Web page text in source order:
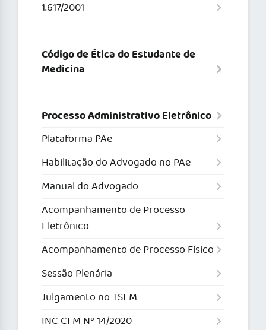
1.617/2001
Código de Ética do Estudante de
Medicina
Processo Administrativo Eletrônico
Plataforma PAe
Habilitação do Advogado no PAe
Manual do Advogado
Acompanhamento de Processo
Eletrônico
Acompanhamento de Processo Físico
Sessão Plenária
Julgamento no TSEM
INC CFM Nº 14/2020